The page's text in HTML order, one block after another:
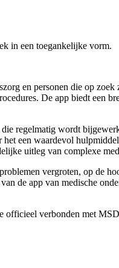
in een toegankelijke vorm.
en personen die op
De app biedt een
regelmatig wordt
een waardevol
uitleg van complexe
vergroten, op de
de app van medische
officieel verbonden met